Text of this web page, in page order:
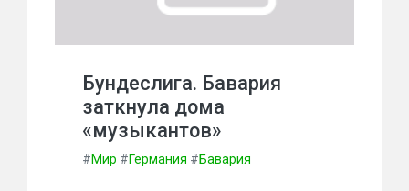
Бундеслига. Бавария
заткнула дома
«музыкантов»
#Мир #Германия #Бавария